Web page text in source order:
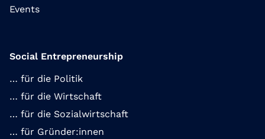
Events
Social Entrepreneurship
… für die Politik
… für die Wirtschaft
… für die Sozialwirtschaft
… für Gründer:innen